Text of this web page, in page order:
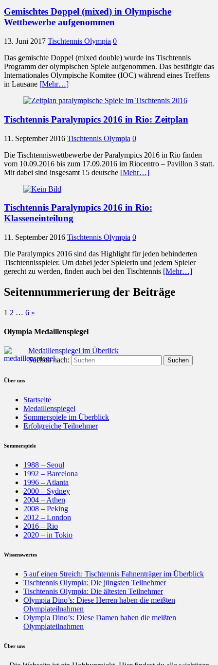
Gemischtes Doppel (mixed) in Olympische
Wettbewerbe aufgenommen
13. Juni 2017 Tischtennis Olympia 0
Das gemischte Doppel (mixed double) wurde ins Tischtennis
Programm der olympischen Spiele aufgenommen. Das bestätigte das
Internationales Olympische Komitee (IOC) während eines Treffens
in Lausane [Mehr…]
Tischtennis Paralympics 2016 in Rio: Zeitplan
11. September 2016 Tischtennis Olympia 0
Die Tischtenniswettbewerbe der Paralympics 2016 in Rio finden
vom 10.09.2016 bis zum 17.09.2016 im Riocentro – Pavillon 3 statt.
Mit dabei sind insgesamt 15 deutsche [Mehr…]
Tischtennis Paralympics 2016 in Rio:
Klasseneinteilung
11. September 2016 Tischtennis Olympia 0
Die Paralympics 2016 sind das Highlight für jeden behinderten
Tischtennisspieler. Um dabei jeder Spielerin und jedem Spieler
gerecht zu werden, finden auch bei den Tischtennis [Mehr…]
Seitennummerierung der Beiträge
1 2 … 6 »
Olympia Medaillenspiegel
Medaillenspiegel im Überlick
Suchen nach:
Über uns
Startseite
Medaillenspiegel
Sommerspiele im Überblick
Erfolgreiche Teilnehmer
Sommerspiele
1988 – Seoul
1992 – Barcelona
1996 – Atlanta
2000 – Sydney
2004 – Athen
2008 – Peking
2012 – London
2016 – Rio
2020 – in Tokio
Wissenswertes
5 auf einen Streich: Tischtennis Fahnenträger im Überblick
Tischtennis Olympia: Die jüngsten Teilnehmer
Tischtennis Olympia: Die ältesten Teilnehmer
Olympia Dino’s: Diese Herren haben die meißten
Olympiateilnahmen
Olympia Dino’s: Diese Damen haben die meißten
Olympiateilnahmen
Über uns